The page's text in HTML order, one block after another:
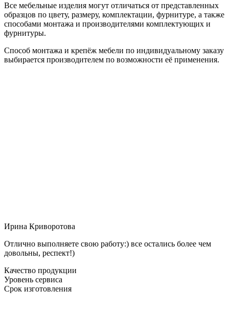
Все мебельные изделия могут отличаться от представленных
образцов по цвету, размеру, комплектации, фурнитуре, а также
способами монтажа и производителями комплектующих и
фурнитуры.
Способ монтажа и крепёж мебели по индивидуальному заказу
выбирается производителем по возможности её применения.
Ирина Криворотова
Отлично выполняете свою работу:) все остались более чем
довольны, респект!)
Качество продукции
Уровень сервиса
Срок изготовления